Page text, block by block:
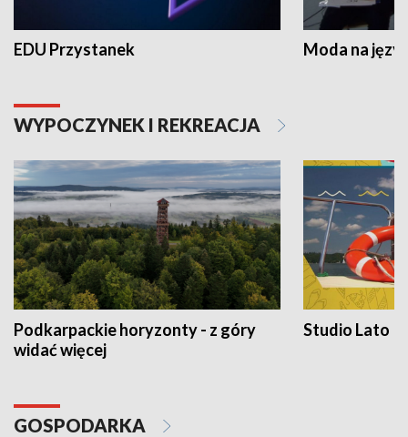
EDU Przystanek Moda na
WYPOCZYNEK I REKREACJA
Podkarpackie horyzonty - z góry
widać więcej
Studio Lato
GOSPODARKA